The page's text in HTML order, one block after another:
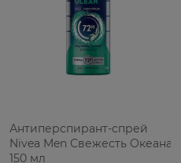
Антиперспирант-спрей
Nivea Men Свежесть Океана
150 мл